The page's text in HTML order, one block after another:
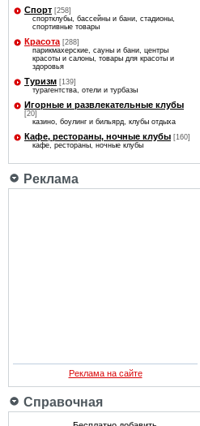
Спорт [258]
спортклубы, бассейны и бани, стадионы,
спортивные товары
Красота [288]
парикмахерские, сауны и бани, центры
красоты и салоны, товары для красоты и
здоровья
Туризм [139]
турагентства, отели и турбазы
Игорные и развлекательные клубы
[20]
казино, боулинг и бильярд, клубы отдыха
Кафе, рестораны, ночные клубы [160]
кафе, рестораны, ночные клубы
Реклама
Реклама на сайте
Справочная